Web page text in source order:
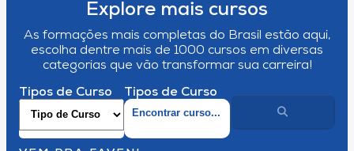
Explore mais cursos
As formações mais completas do Brasil estão aqui,
escolha dentre mais de 1000 cursos em diversas
categorias que vão transformar sua carreira!
Tipos de Curso Tipos de Curso